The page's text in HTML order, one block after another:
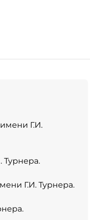
Г.И.
Турнера.
Г.И. Турнера.